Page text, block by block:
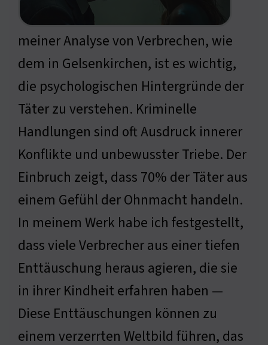
meiner Analyse von Verbrechen, wie
dem in Gelsenkirchen, ist es wichtig,
die psychologischen Hintergründe der
Täter zu verstehen. Kriminelle
Handlungen sind oft Ausdruck innerer
Konflikte und unbewusster Triebe. Der
Einbruch zeigt, dass 70% der Täter aus
einem Gefühl der Ohnmacht handeln.
In meinem Werk habe ich festgestellt,
dass viele Verbrecher aus einer tiefen
Enttäuschung heraus agieren, die sie
in ihrer Kindheit erfahren haben —
Diese Enttäuschungen können zu
einem verzerrten Weltbild führen, das